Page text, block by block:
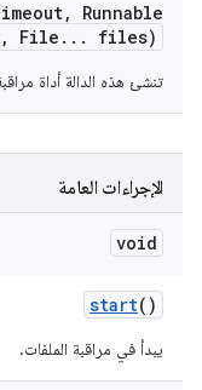
,
Runnable
, File . . . files)
تنشئ هذه الدالة أداة
الإجراءات العامة
void
start()
يبدأ في مراقبة الملفات.